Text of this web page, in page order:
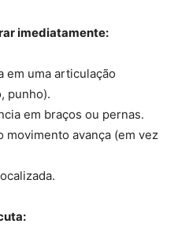
imediatamente:
em uma articulação
punho).
em braços ou pernas.
movimento avança (em vez